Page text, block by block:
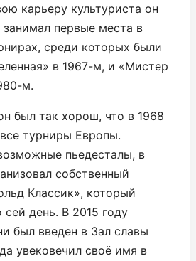
карьеру культуриста он
занимал первые места в
среди которых были
в 1967-м, и «Мистер
м.
был так хорош, что в 1968
турниры Европы.
пьедесталы, в
собственный
Классик», который
сей день. В 2015 году
был введен в Зал славы
увековечил своё имя в